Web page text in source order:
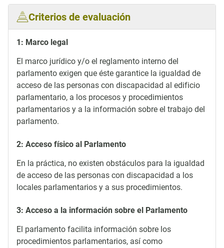
Criterios de evaluación
1: Marco legal
El marco jurídico y/o el reglamento interno del
parlamento exigen que éste garantice la igualdad de
acceso de las personas con discapacidad al edificio
parlamentario, a los procesos y procedimientos
parlamentarios y a la información sobre el trabajo del
parlamento.
2: Acceso físico al Parlamento
En la práctica, no existen obstáculos para la igualdad
de acceso de las personas con discapacidad a los
locales parlamentarios y a sus procedimientos.
3: Acceso a la información sobre el Parlamento
El parlamento facilita información sobre los
procedimientos parlamentarios, así como